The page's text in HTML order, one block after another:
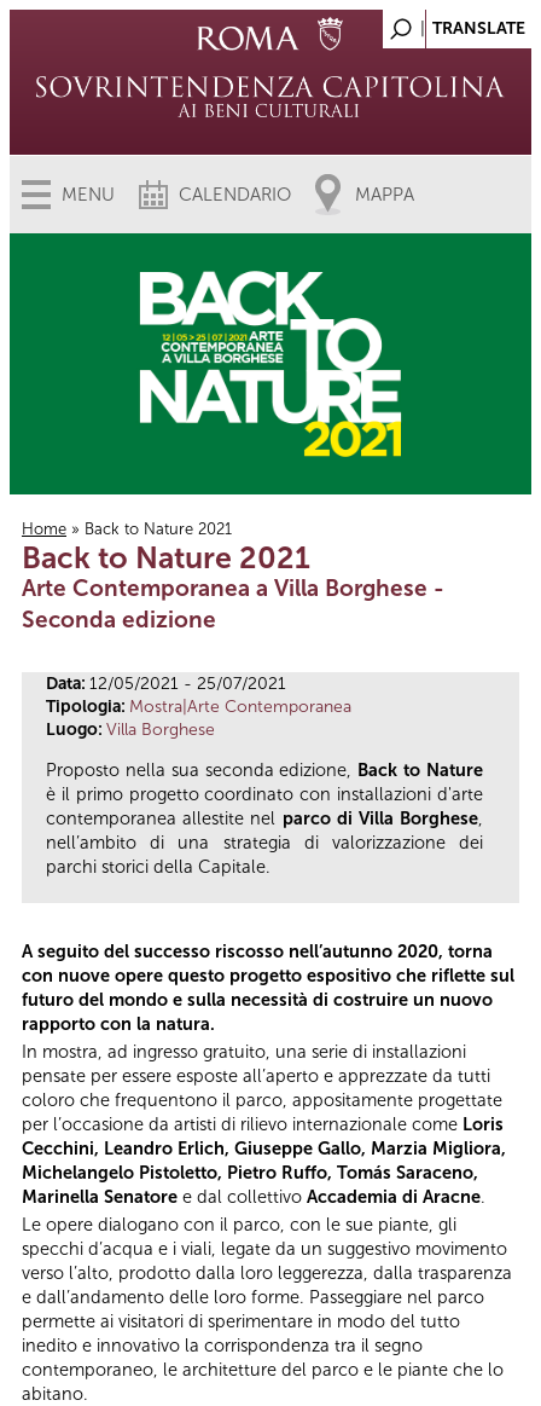
MENU CALENDARIO MAPPA
Tu sei qui
Home » Back to Nature 2021
Back to Nature 2021
Arte Contemporanea a Villa Borghese -
Seconda edizione
Data: 12/05/2021 - 25/07/2021
Tipologia: Mostra|Arte Contemporanea
Luogo: Villa Borghese
Proposto nella sua seconda edizione, Back to Nature
è il primo progetto coordinato con installazioni d'arte
contemporanea allestite nel parco di Villa Borghese,
nell’ambito di una strategia di valorizzazione dei
parchi storici della Capitale.
A seguito del successo riscosso nell’autunno 2020, torna
con nuove opere questo progetto espositivo che riflette sul
futuro del mondo e sulla necessità di costruire un nuovo
rapporto con la natura.
In mostra, ad ingresso gratuito, una serie di installazioni
pensate per essere esposte all’aperto e apprezzate da tutti
coloro che frequentono il parco, appositamente progettate
per l’occasione da artisti di rilievo internazionale come Loris
Cecchini, Leandro Erlich, Giuseppe Gallo, Marzia Migliora,
Michelangelo Pistoletto, Pietro Ruffo, Tomás Saraceno,
Marinella Senatore e dal collettivo Accademia di Aracne.
Le opere dialogano con il parco, con le sue piante, gli
specchi d’acqua e i viali, legate da un suggestivo movimento
verso l’alto, prodotto dalla loro leggerezza, dalla trasparenza
e dall’andamento delle loro forme. Passeggiare nel parco
permette ai visitatori di sperimentare in modo del tutto
inedito e innovativo la corrispondenza tra il segno
contemporaneo, le architetture del parco e le piante che lo
abitano.